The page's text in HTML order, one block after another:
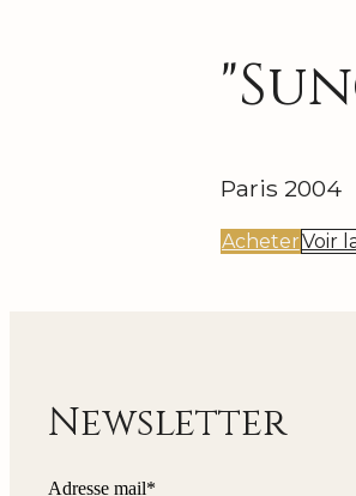
Paris 2004
AcheterVoir
Newsletter
Adresse mail*